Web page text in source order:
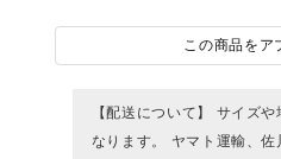
この商品をア
【配送について】 サイズ
なります。 ヤマト運輸、